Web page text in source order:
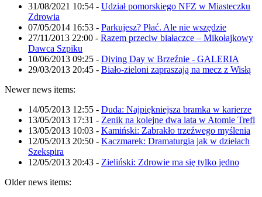
31/08/2021 10:54 - Udział pomorskiego NFZ w Miasteczku
Zdrowia
07/05/2014 16:53 - Parkujesz? Płać. Ale nie wszędzie
27/11/2013 22:00 - Razem przeciw białaczce – Mikołajkowy
Dawca Szpiku
10/06/2013 09:25 - Diving Day w Brzeźnie - GALERIA
29/03/2013 20:45 - Biało-zieloni zapraszają na mecz z Wisłą
Newer news items:
14/05/2013 12:55 - Duda: Najpiękniejsza bramka w karierze
13/05/2013 17:31 - Zenik na kolejne dwa lata w Atomie Trefl
13/05/2013 10:03 - Kamiński: Zabrakło trzeźwego myślenia
12/05/2013 20:50 - Kaczmarek: Dramaturgia jak w dziełach
Szekspira
12/05/2013 20:43 - Zieliński: Zdrowie ma się tylko jedno
Older news items: